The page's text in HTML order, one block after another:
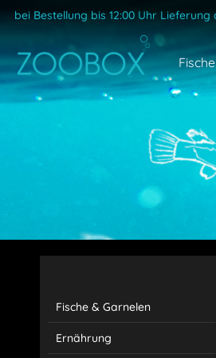
bei Bestellung bis 12:00 Uhr
Fische & Garnelen
Ernährung